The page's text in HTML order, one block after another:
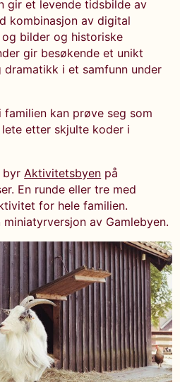
gir et levende tidsbilde av
kombinasjon av digital
bilder og historiske
gir besøkende et unikt
i et samfunn under
familien kan prøve seg som
etter skjulte koder i
byr Aktivitetsbyen på
En runde eller tre med
for hele familien.
av Gamlebyen.